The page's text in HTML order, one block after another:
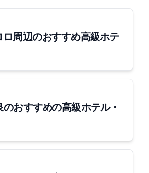
ロ周辺のおすすめ高級ホテ
おすすめの高級ホテル・